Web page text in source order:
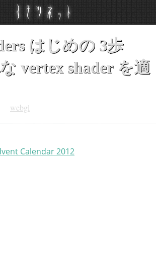
はじめの 3歩
vertex shader を適
webgl
Calendar 2012